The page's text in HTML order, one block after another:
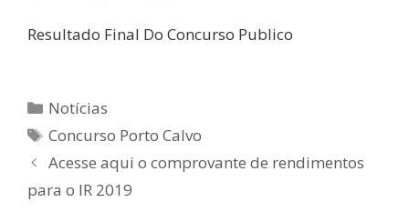
Resultado Final Do Concurso Publico
Categorias
Notícias
Tags
Concurso Porto Calvo
Acesse aqui o comprovante de rendimentos
para o IR 2019